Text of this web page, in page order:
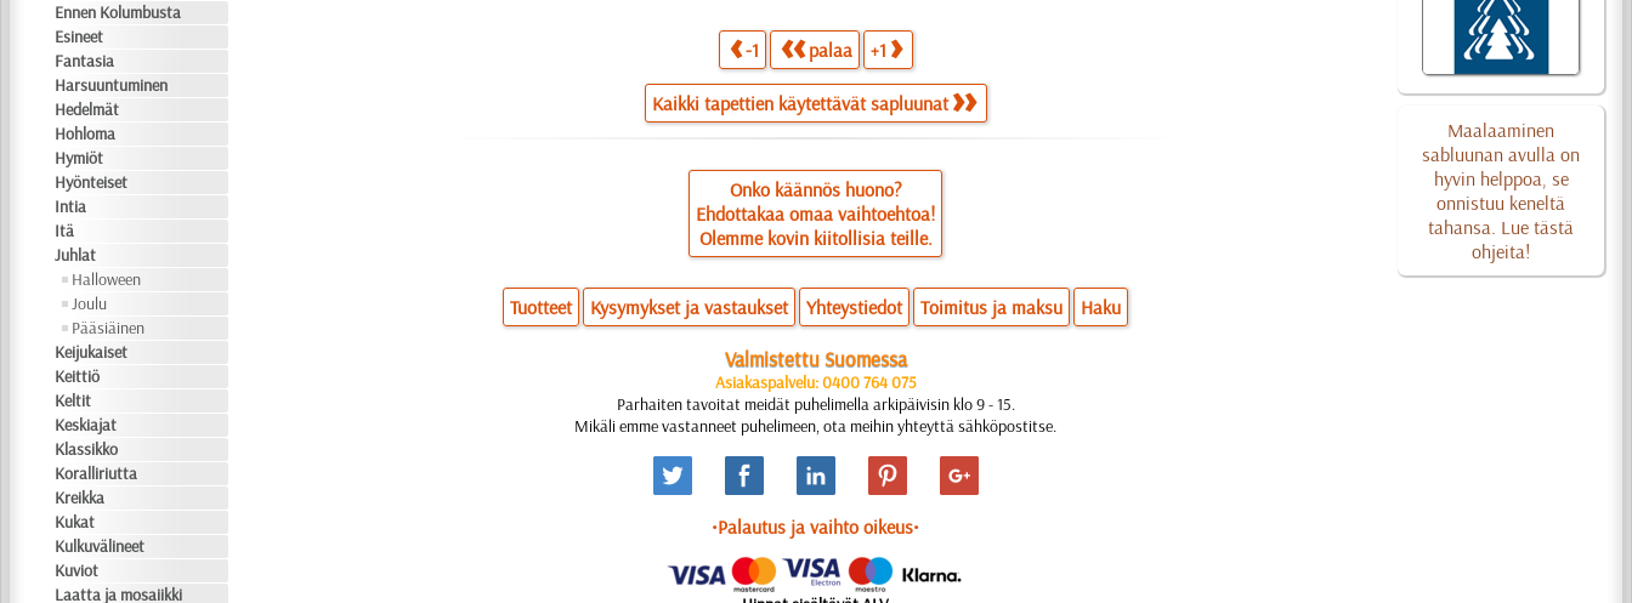
Ennen Kolumbusta
Esineet
Fantasia
Harsuuntuminen
Hedelmät
Hohloma
Hymiöt
Hyönteiset
Intia
Itä
Juhlat
Halloween
Joulu
Pääsiäinen
Keijukaiset
Keittiö
Keltit
Keskiajat
Klassikko
Koralliriutta
Kreikka
Kukat
Kulkuvälineet
Kuviot
Laatta ja mosaiikki
Maalaaminen
sabluunan avulla on
hyvin helppoa, se
onnistuu keneltä
tahansa. Lue tästä
ohjeita!
-1 palaa +1
Kaikki tapettien käytettävät sapluunat
Onko käännös huono?
Ehdottakaa omaa vaihtoehtoa!
Olemme kovin kiitollisia teille.
Tuotteet Kysymykset ja vastaukset Yhteystiedot Toimitus ja maksu Haku
Valmistettu Suomessa
Asiakaspalvelu: 0400 764 075
Parhaiten tavoitat meidät puhelimella arkipäivisin klo 9 - 15.
Mikäli emme vastanneet puhelimeen, ota meihin yhteyttä sähköpostitse.
•Palautus ja vaihto oikeus•